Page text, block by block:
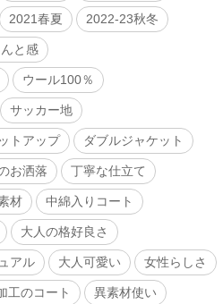
2021春夏 2022-23秋冬
と感
ウール100％
サッカー地
トアップ ダブルジャケット
お洒落 丁寧な仕立て
材 中綿入りコート
大人の格好良さ
アル 大人可愛い 女性らしさ
工のコート 異素材使い